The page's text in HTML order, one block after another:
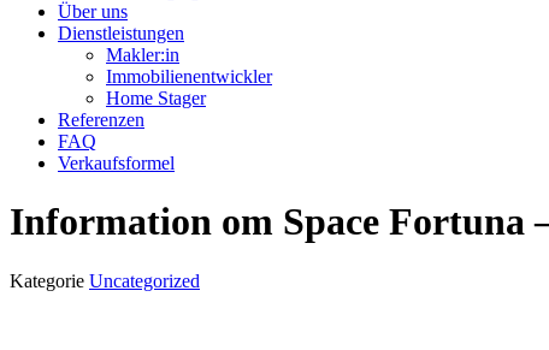
Über uns
Dienstleistungen
Makler:in
Immobilienentwickler
Home Stager
Referenzen
FAQ
Verkaufsformel
Information om Space Fortuna
Kategorie Uncategorized